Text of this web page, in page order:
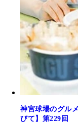
神宮球場のグル
びて】第229回